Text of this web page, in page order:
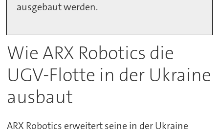
ausgebaut werden.
Wie ARX Robotics die
UGV-Flotte in der Ukraine
ausbaut
ARX Robotics erweitert seine in der Ukraine